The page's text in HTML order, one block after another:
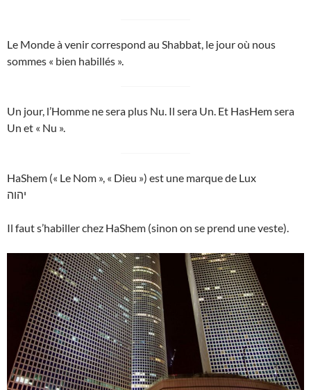
Le Monde à venir correspond au Shabbat, le jour où nous
sommes « bien habillés ».
Un jour, l’Homme ne sera plus Nu. Il sera Un. Et HasHem sera
Un et « Nu ».
HaShem (« Le Nom », « Dieu ») est une marque de Lux
יהוה
Il faut s’habiller chez HaShem (sinon on se prend une veste).